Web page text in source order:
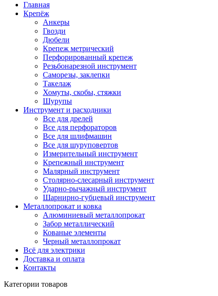
Главная
Крепёж
Анкеры
Гвозди
Дюбели
Крепеж метрический
Перфорированный крепеж
Резьбонарезной инструмент
Саморезы, заклепки
Такелаж
Хомуты, скобы, стяжки
Шурупы
Инструмент и расходники
Все для дрелей
Все для перфораторов
Все для шлифмашин
Все для шуруповертов
Измерительный инструмент
Крепежный инструмент
Малярный инструмент
Столярно-слесарный инструмент
Ударно-рычажный инструмент
Шарнирно-губцевый инструмент
Металлопрокат и ковка
Алюминиевый металлопрокат
Забор металлический
Кованые элементы
Черный металлопрокат
Всё для электрики
Доставка и оплата
Контакты
Категории товаров